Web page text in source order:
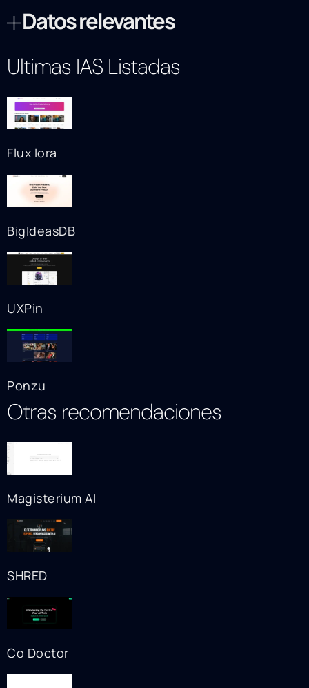
Datos relevantes
Ultimas IAS Listadas
Flux lora
BigIdeasDB
UXPin
Ponzu
Otras recomendaciones
Magisterium AI
SHRED
Co Doctor